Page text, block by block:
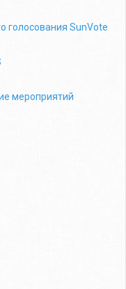
голосования SunVote
мероприятий